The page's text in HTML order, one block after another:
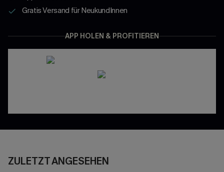
Gratis Versand für NeukundInnen
APP HOLEN & PROFITIEREN
ZULETZT ANGESEHEN